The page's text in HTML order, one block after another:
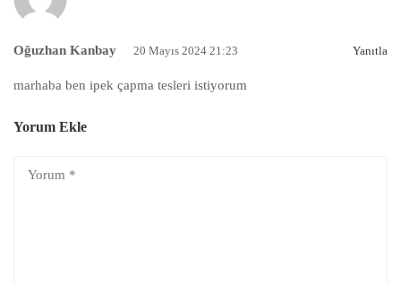
Oğuzhan Kanbay 20 Mayıs 2024 21:23 Yanıtla
marhaba ben ipek çapma tesleri istiyorum
Yorum Ekle